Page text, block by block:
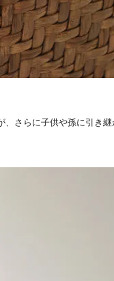
さらに子供や孫に引き